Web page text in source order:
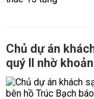
Chủ dự án
quý II nhờ